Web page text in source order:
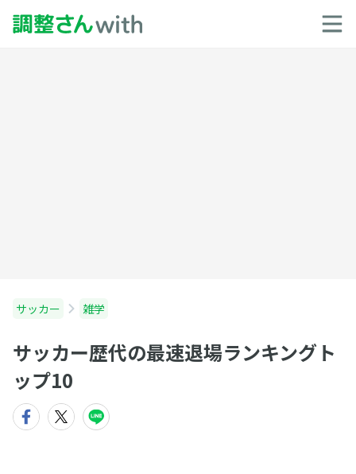
サッカー 雑学
サッカー歴代の最速退場ランキングト
ップ10